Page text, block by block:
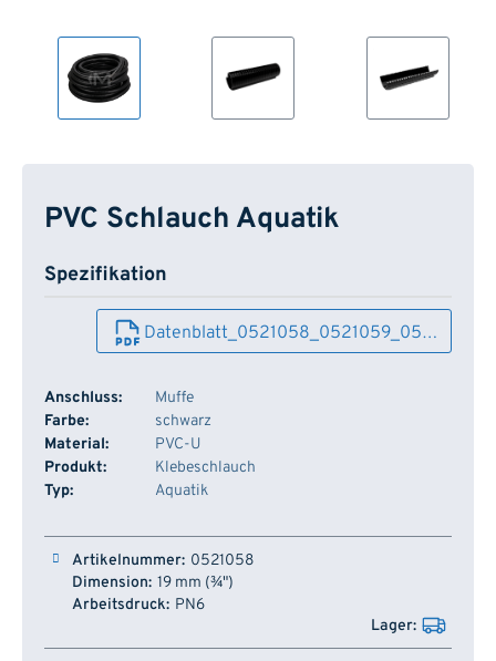
PVC Schlauch Aquatik
Spezifikation
Datenblatt_0521058_0521059_05…
Anschluss:
Muffe
Farbe:
schwarz
Material:
PVC-U
Produkt:
Klebeschlauch
Typ:
Aquatik
Artikelnummer Dimension
0521058
19 mm (¾")
PN6